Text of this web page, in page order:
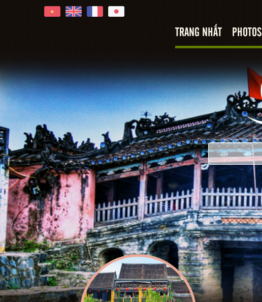
TRANG NHẤT PHOTOS